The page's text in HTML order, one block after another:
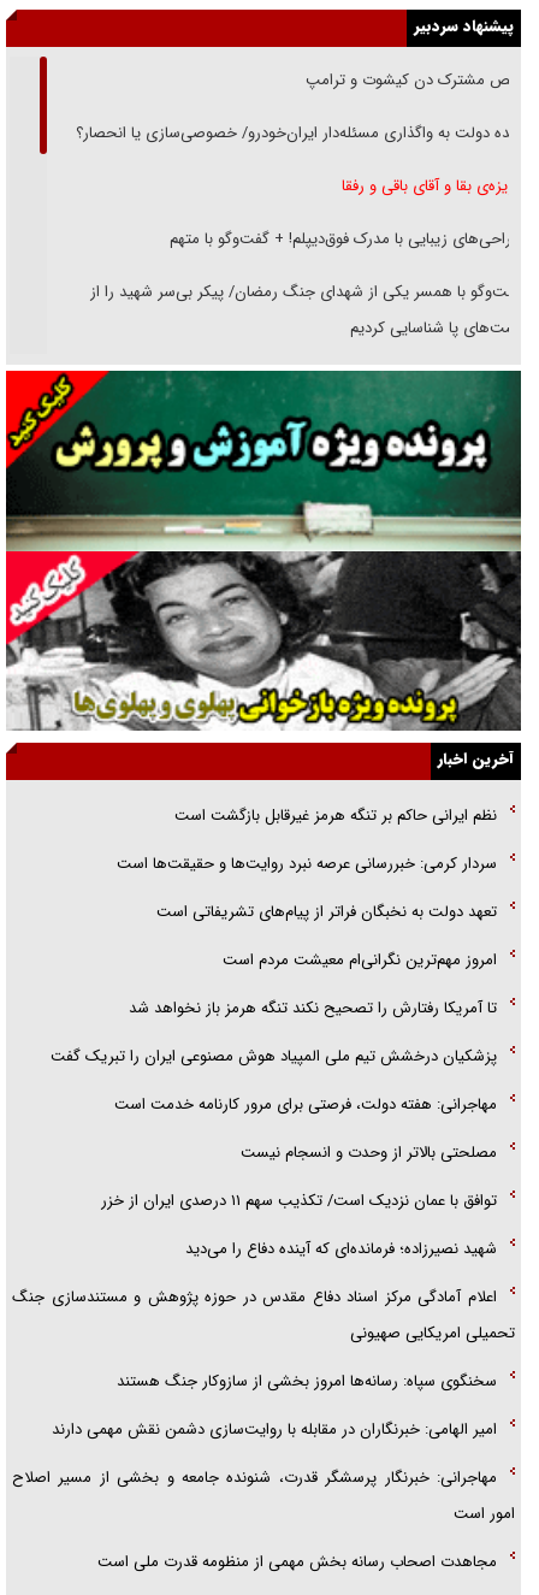
پیشنهاد سردبیر
رقص مشترک دن کیشوت و ترامپ
دنده دولت به واگذاری مسئله‌دار ایران‌خودرو/ خصوصی‌سازی یا انحصار؟
غریزه‌ی بقا و آقای باقی و رفقا
جراحی‌های زیبایی با مدرک فوق‌دیپلم! + گفت‌وگو با متهم
گفت‌وگو با همسر یکی از شهدای جنگ رمضان/ پیکر بی‌سر شهید را از
انگشت‌های پا شناسایی کردیم
نسلی که آنلاین الگو می‌گیرد
گفت‌وگو با آیت‌الله جاودان/ جفای مخالفان مکانت معنوی رهبر شهید را
ارتقا می‌داد
راننده مست به قانون می‌خندد
همه آقای دوربینی شده‌ایم!
قصه ناتمام سرویس مدارس
آیا مقاومت فلسطین خلع‌سلاح می‌شود؟
الگوی وحدت‌آفرین در ادراک سیاست خارجی
گفتگوی دکتر اخوان مدیرمسئول روزنامه جوان با برنامه تلویزیونی «نبرد
هرمز»
امام حسین (ع) کشته سیرت‌های عصر جاهلی شد
فریاد‌ها و ناله‌های دوستان مبارزدلم را آتش می‌زد
آخرین اخبار
نظم ایرانی حاکم بر تنگه هرمز غیرقابل بازگشت است
سردار کرمی: خبررسانی عرصه نبرد روایت‌ها و حقیقت‌ها است
تعهد دولت به نخبگان فراتر از پیام‎‌های تشریفاتی است
امروز مهم‌ترین نگرانی‌ام معیشت مردم است
تا آمریکا رفتارش را تصحیح نکند تنگه هرمز باز نخواهد شد
پزشکیان درخشش تیم ملی المپیاد هوش مصنوعی ایران را تبریک گفت
مهاجرانی: هفته دولت، فرصتی برای مرور کارنامه خدمت است
مصلحتی بالاتر از وحدت و انسجام نیست
توافق با عمان نزدیک است/ تکذیب سهم ۱۱ درصدی ایران از خزر
شهید نصیرزاده؛ فرمانده‌ای که آینده دفاع را می‌دید
اعلام آمادگی مرکز اسناد دفاع مقدس در حوزه پژوهش و مستندسازی جنگ
تحمیلی امریکایی صهیونی
سخنگوی سپاه: رسانه‌ها امروز بخشی از سازوکار جنگ هستند
امیر الهامی: خبرنگاران در مقابله با روایت‌سازی دشمن نقش مهمی دارند
مهاجرانی: خبرنگار پرسشگر قدرت، شنونده جامعه و بخشی از مسیر اصلاح
امور است
مجاهدت اصحاب رسانه بخش مهمی از منظومه قدرت ملی است